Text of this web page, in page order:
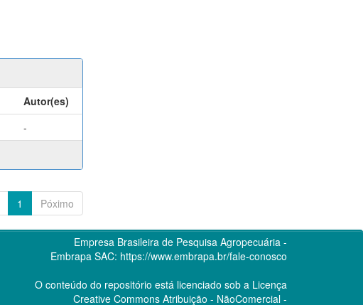
Autor(es)
-
1 Póximo
Empresa Brasileira de Pesquisa Agropecuária -
Embrapa SAC: https://www.embrapa.br/fale-conosco
O conteúdo do repositório está licenciado sob a Licença
Creative CommonsAtribuição - NãoComercial -